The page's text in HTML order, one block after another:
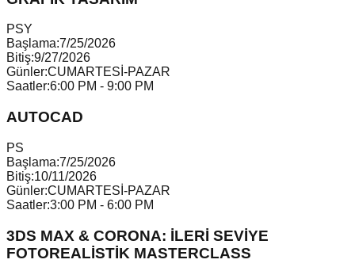
PSY
Başlama:7/25/2026
Bitiş:9/27/2026
Günler:CUMARTESİ-PAZAR
Saatler:6:00 PM - 9:00 PM
AUTOCAD
PS
Başlama:7/25/2026
Bitiş:10/11/2026
Günler:CUMARTESİ-PAZAR
Saatler:3:00 PM - 6:00 PM
3DS MAX & CORONA: İLERİ SEVİYE
FOTOREALİSTİK MASTERCLASS